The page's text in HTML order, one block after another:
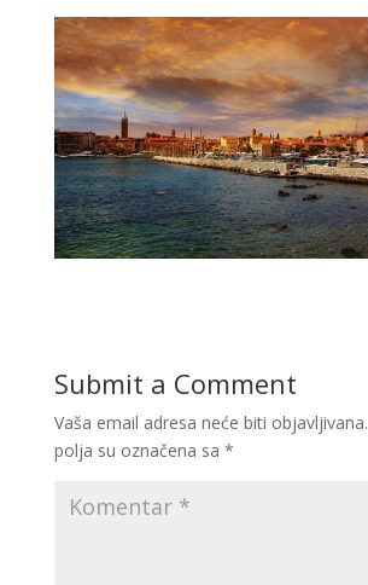
Submit a Comment
Vaša email adresa neće biti objavljivana.
polja su označena sa *